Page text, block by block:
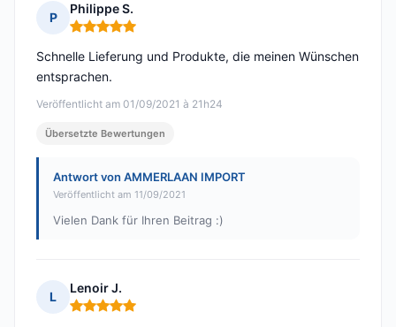
P
Philippe S.
Hinweis: 5 von 5
Veröffentlicht am 01/09/2021 à 21h24
Schnelle Lieferung und Produkte, die meinen Wünschen
entsprachen.
Übersetzte Bewertungen
Antwort von AMMERLAAN IMPORT
Veröffentlicht am 11/09/2021
Vielen Dank für Ihren Beitrag :)
L
Lenoir J.
Hinweis: 5 von 5